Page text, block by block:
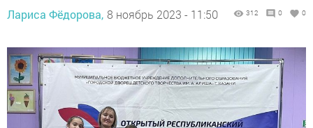
Лариса Фёдорова, 8 ноябрь 2023 - 11:50 312 0 0